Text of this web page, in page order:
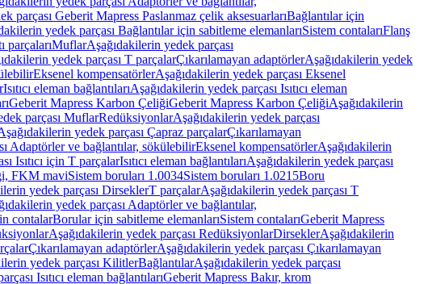
parçası Geberit Mapress Paslanmaz çelik aksesuarlarıBağlantılar için
yedek parçası Bağlantılar için sabitleme elemanlarıSistem contalarıFlanş
parçalarıMuflarAşağıdakilerin yedek parçası
yedek parçası T parçalarÇıkarılamayan adaptörlerAşağıdakilerin yedek
Eksenel kompensatörlerAşağıdakilerin yedek parçası Eksenel
Isıtıcı eleman bağlantılarıAşağıdakilerin yedek parçası Isıtıcı eleman
Geberit Mapress Karbon ÇeliğiGeberit Mapress Karbon ÇeliğiAşağıdakilerin
parçası MuflarRedüksiyonlarAşağıdakilerin yedek parçası
yedek parçası Çapraz parçalarÇıkarılamayan
Adaptörler ve bağlantılar, sökülebilirEksenel kompensatörlerAşağıdakilerin
Isıtıcı için T parçalarIsıtıcı eleman bağlantılarıAşağıdakilerin yedek parçası
FKM maviSistem boruları 1.0034Sistem boruları 1.0215Boru
yedek parçası DirseklerT parçalarAşağıdakilerin yedek parçası T
yedek parçası Adaptörler ve bağlantılar,
contalarBorular için sabitleme elemanlarıSistem contalarıGeberit Mapress
Aşağıdakilerin yedek parçası RedüksiyonlarDirseklerAşağıdakilerin
Çıkarılamayan adaptörlerAşağıdakilerin yedek parçası Çıkarılamayan
yedek parçası KilitlerBağlantılarAşağıdakilerin yedek parçası
Isıtıcı eleman bağlantılarıGeberit Mapress Bakır, krom